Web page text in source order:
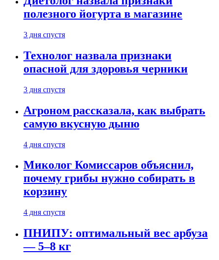
полезного йогурта в магазине
3 дня спустя
Технолог назвала признаки
опасной для здоровья черники
3 дня спустя
Агроном рассказала, как выбрать
самую вкусную дыню
4 дня спустя
Миколог Комиссаров объяснил,
почему грибы нужно собирать в
корзину
4 дня спустя
ПНИПУ: оптимальный вес арбуза
— 5–8 кг